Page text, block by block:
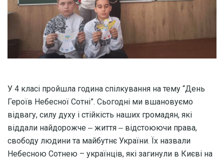
У 4 класі пройшла година спілкування на тему “День
Героїв Небесної Сотні”. Сьогодні ми вшановуємо
відвагу, силу духу і стійкість наших громадян, які
віддали найдорожче ‒ життя ‒ відстоюючи права,
свободу людини та майбутнє України. Їх назвали
Небесною Сотнею – українців, які загинули в Києві на